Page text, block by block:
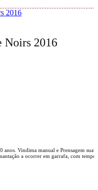
2016
Noirs 2016
anos. Vindima manual e Prensagem
a ocorrer em garrafa, com